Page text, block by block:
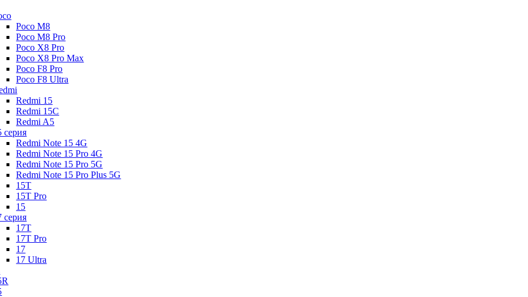
Poco M8
Poco M8 Pro
Poco X8 Pro
Poco X8 Pro Max
Poco F8 Pro
Poco F8 Ultra
Redmi 15
Redmi 15C
Redmi A5
серия
Redmi Note 15 4G
Redmi Note 15 Pro 4G
Redmi Note 15 Pro 5G
Redmi Note 15 Pro Plus 5G
15T
15T Pro
15
серия
17T
17T Pro
17
17 Ultra